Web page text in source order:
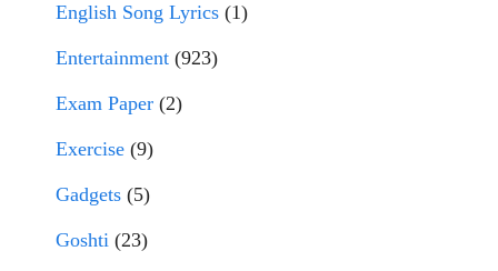
English Song Lyrics (1)
Entertainment (923)
Exam Paper (2)
Exercise (9)
Gadgets (5)
Goshti (23)